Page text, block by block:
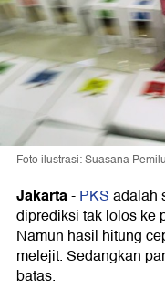
Foto ilustrasi: Suasana
Jakarta-PKSadalah
diprediksi tak lolos ke
Namun hasil hitung
melejit. Sedangkan
batas.